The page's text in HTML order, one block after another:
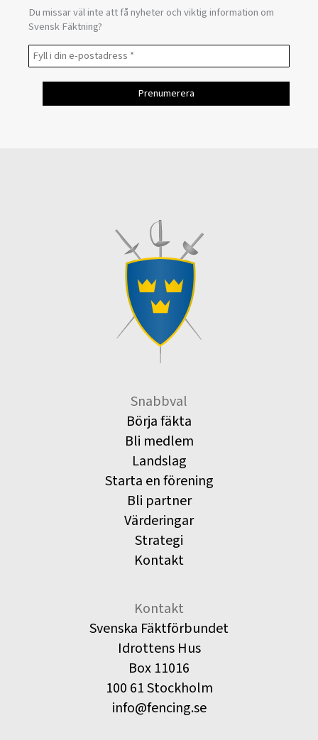
Du missar väl inte att få nyheter och viktig information om
Svensk Fäktning?
Snabbval
Börja fäkta
Bli medlem
Landslag
Starta en förening
Bli partner
Värderingar
Strategi
Kontakt
Kontakt
Svenska Fäktförbundet
Idrottens Hus
Box 11016
100 61 Stockholm
info@fencing.se